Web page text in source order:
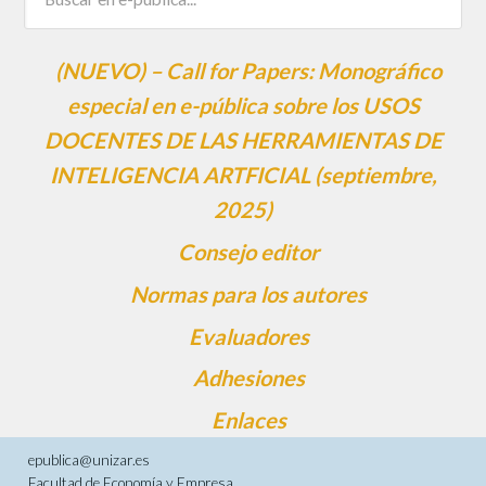
(NUEVO) – Call for Papers: Monográfico
especial en e-pública sobre los USOS
DOCENTES DE LAS HERRAMIENTAS DE
INTELIGENCIA ARTFICIAL (septiembre,
2025)
Consejo editor
Normas para los autores
Evaluadores
Adhesiones
Enlaces
epublica@unizar.es